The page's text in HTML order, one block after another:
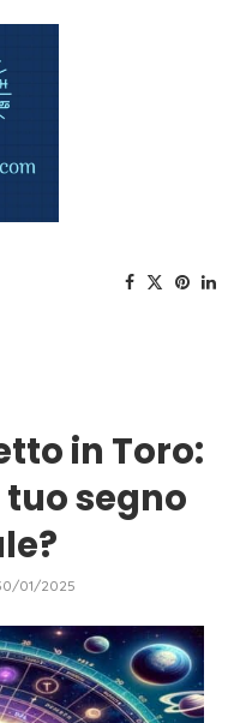
in Toro:
segno
01/2025